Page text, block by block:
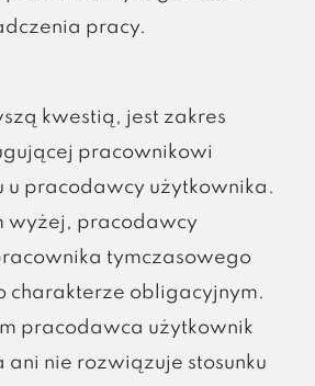
pracy.
kwestią, jest zakres
pracownikowi
u pracodawcy użytkownika.
wyżej, pracodawcy
tymczasowego
charakterze obligacyjnym.
pracodawca użytkownik
nie rozwiązuje stosunku